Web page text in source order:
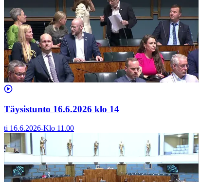
Täysistunto 16.6.2026 klo 14
ti 16.6.2026-Klo 11.00